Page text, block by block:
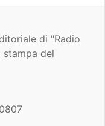
di "Radio
stampa del